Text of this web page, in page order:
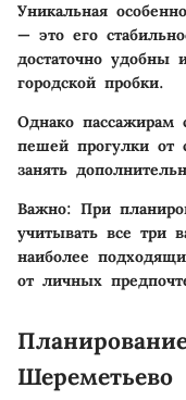
Уникальная
— это его
достаточно удобны
городской пробки.
Однако пассажирам
пешей прогулки от
занять
Важно: При
учитывать все три
наиболее
от личных
Шереметьево